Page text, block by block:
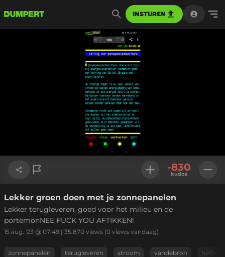
INSTUREN
Link kopiëren
-830
kudos
Lekker groen doen met je zonnepanelen
Lekker terugleveren, goed voor het milieu en de
portemonNEE FUCK YOU AFTIKKEN!
15 aug. '23 @ 07:49 | 35.870 views (0 views vandaag)
zonnepanelen terugleveren stroom vandebron heffing